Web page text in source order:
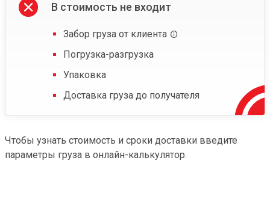
В стоимость не входит
Забор груза от клиента
Погрузка-разгрузка
Упаковка
Доставка груза до получателя
Чтобы узнать стоимость и сроки доставки введите
параметры груза в онлайн-калькулятор.